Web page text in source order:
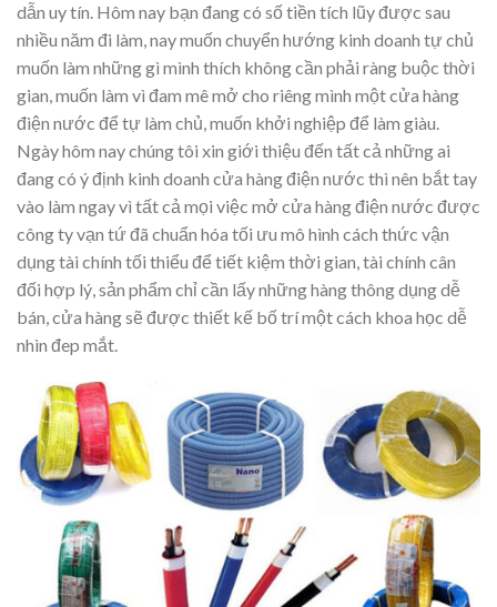
dẫn uy tín. Hôm nay bạn đang có số tiền tích lũy được sau
nhiều năm đi làm, nay muốn chuyển hướng kinh doanh tự chủ
muốn làm những gì mình thích không cần phải ràng buộc thời
gian, muốn làm vì đam mê mở cho riêng mình một cửa hàng
điện nước để tự làm chủ, muốn khởi nghiệp để làm giàu.
Ngày hôm nay chúng tôi xin giới thiệu đến tất cả những ai
đang có ý định kinh doanh cửa hàng điện nước thì nên bắt tay
vào làm ngay vì tất cả mọi việc mở cửa hàng điện nước được
công ty vạn tứ đã chuẩn hóa tối ưu mô hình cách thức vận
dụng tài chính tối thiểu để tiết kiệm thời gian, tài chính cân
đối hợp lý, sản phẩm chỉ cần lấy những hàng thông dụng dễ
bán, cửa hàng sẽ được thiết kế bố trí một cách khoa học dễ
nhìn đep mắt.